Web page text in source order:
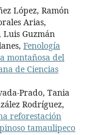
López, Ramón
Arias,
Luis Guzmán
Fenología
montañosa del
de Ciencias
Prado, Tania
Rodríguez,
reforestación
tamaulipeco